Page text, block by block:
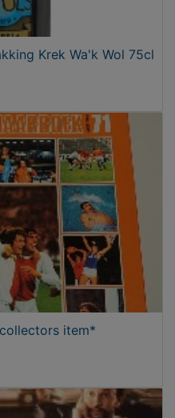
Krek Wa'k Wol 75cl
item*